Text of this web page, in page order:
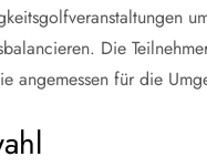
Die
angemessen für die